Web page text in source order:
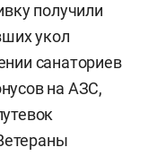
получили
укол
санаториев
на АЗС,